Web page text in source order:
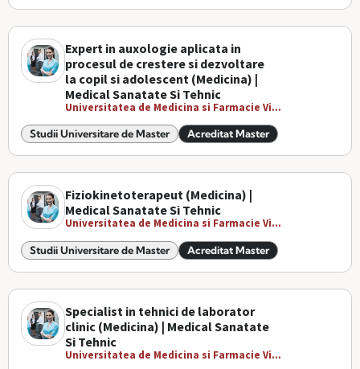
Expert in auxologie aplicata in
procesul de crestere si dezvoltare
la copil si adolescent (Medicina) |
Medical Sanatate Si Tehnic
Universitatea de Medicina si Farmacie Vi...
Studii Universitare de Master Acreditat Master
Fiziokinetoterapeut (Medicina) |
Medical Sanatate Si Tehnic
Universitatea de Medicina si Farmacie Vi...
Studii Universitare de Master Acreditat Master
Specialist in tehnici de laborator
clinic (Medicina) | Medical Sanatate
Si Tehnic
Universitatea de Medicina si Farmacie Vi...